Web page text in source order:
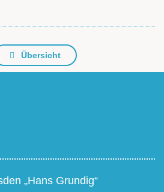
Übersicht
„Hans Grundig“